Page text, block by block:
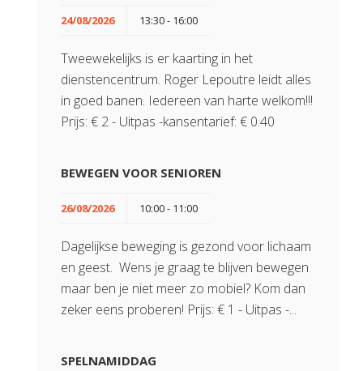
24/08/2026 13:30 - 16:00
Tweewekelijks is er kaarting in het
dienstencentrum. Roger Lepoutre leidt alles
in goed banen. Iedereen van harte welkom!!!
Prijs: € 2 - Uitpas -kansentarief: € 0.40
BEWEGEN VOOR SENIOREN
26/08/2026 10:00 - 11:00
Dagelijkse beweging is gezond voor lichaam
en geest. Wens je graag te blijven bewegen
maar ben je niet meer zo mobiel? Kom dan
zeker eens proberen! Prijs: € 1 - Uitpas -...
SPELNAMIDDAG